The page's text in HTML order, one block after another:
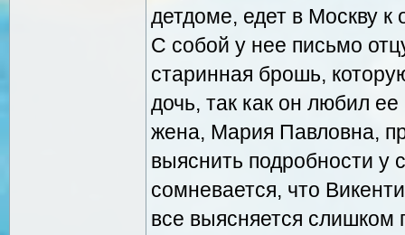
детдоме, едет в Москву к
С собой у нее письмо
старинная брошь,
дочь, так как он любил
жена, Мария Павловна,
выяснить подробности у
сомневается, что
все выясняется